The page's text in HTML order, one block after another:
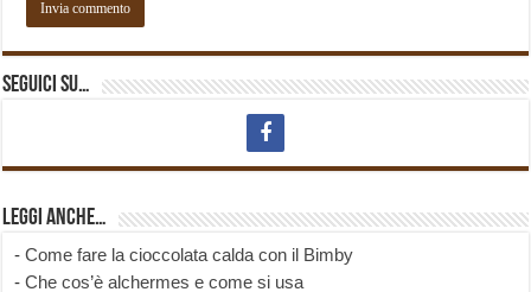
Seguici su…
Leggi anche…
-Come fare la cioccolata calda con il Bimby
-Che cos’è alchermes e come si usa